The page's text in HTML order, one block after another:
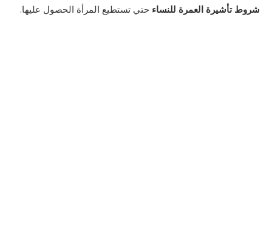
شروط تأشيرة العمرة للنساء حتي تستطيع المرأة الحصول عليها.